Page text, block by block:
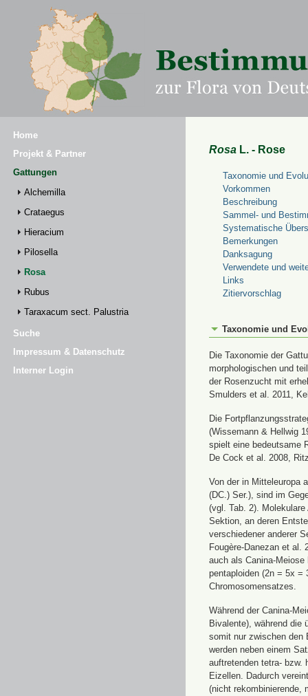
Home
Projekt & Partner
Gattungen
Alchemilla
Crataegus
Hieracium
Pilosella
Rosa
Rubus
Taraxacum sect. Palustria
Suche
Impressum & Datenschutz
Interner Login
Rosa L. - Rose
Taxonomie und
Vorkommen
Beschreibung
Sammel- und
Systematische
Bemerkungen
Danksagung
Verwendete und
Links
Zitiervorschlag
Taxonomie und
Die Taxonomie der
morphologischen und
der Rosenzucht mit
Smulders et al. 2011,
Die
(Wissemann & Hellwig
spielt eine bedeutsame
De Cock et al. 2008,
Von der in Mitteleuropa
(DC.) Ser.), sind im
(vgl. Tab. 2).
Sektion, an deren
verschiedener anderer
Fougère-Danezan et
auch als Canina-
pentaploiden (2n = 5x =
Chromosomensatzes.
Während der Canina-
Bivalente), während die
somit nur zwischen den
werden neben einem
auftretenden tetra- bzw.
Eizellen. Dadurch
(nicht rekombinierende,